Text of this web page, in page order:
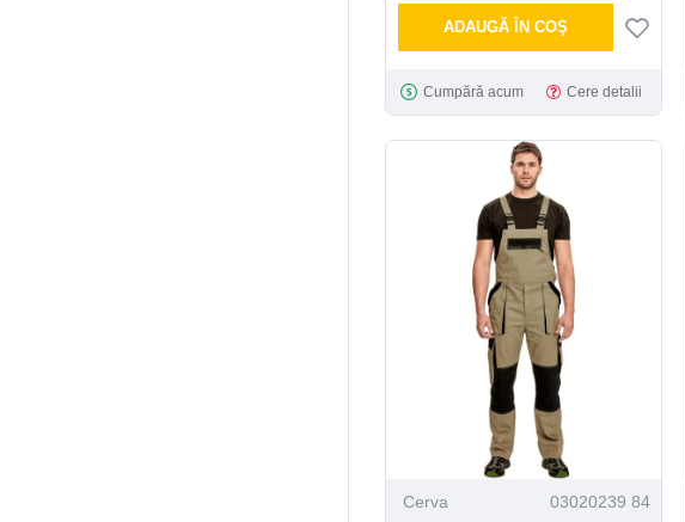
ADAUGĂ ÎN COŞ
Cumpără acum Cere detalii
Cerva 03020239 84